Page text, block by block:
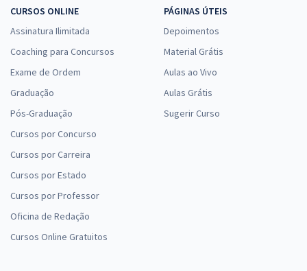
CURSOS ONLINE
Assinatura Ilimitada
Coaching para Concursos
Exame de Ordem
Graduação
Pós-Graduação
Cursos por Concurso
Cursos por Carreira
Cursos por Estado
Cursos por Professor
Oficina de Redação
Cursos Online Gratuitos
PÁGINAS ÚTEIS
Depoimentos
Material Grátis
Aulas ao Vivo
Aulas Grátis
Sugerir Curso